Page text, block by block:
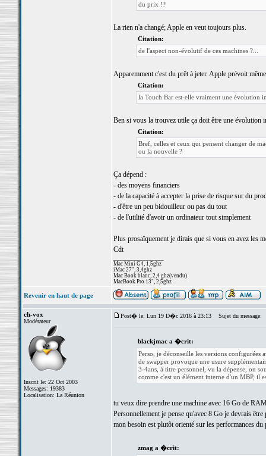
du prix !?
La rien n'a changé; Apple en veut toujours plus.
Citation:
de l'aspect non-évolutif de ces machines ?...
Apparemment c'est du prêt à jeter. Apple prévoit
Citation:
la Touch Bar est-elle vraiment une évolution
Ben si vous la trouvez utile ça doit être une évolution
Citation:
Bref, celles et ceux qui pensent changer de
ou la nouvelle ?
Ça dépend :
- des moyens financiers
- de la capacité à accepter la prise de risque sur du
- d'être un peu bidouilleur ou pas du tout
- de l'utilité d'avoir un ordinateur tout simplement
Plus prosaïquement je dirais que si vous en avez les
Cdt
Mac Mini G4, 1,5ghz
iMac 27", 3,4ghz
Mac Book blanc, 2,4 ghz(vendu)
MacBook Pro 13", 2,5ghz
Revenir en haut de page
ch-vox
Modérateur
Inscrit le: 22 Oct 2003
Messages: 19383
Localisation: La Réunion
Post� le: Lun 19 D�c 2016 à 23:13 Sujet du message:
blackjmac a �crit:
Perso, je déconseille les versions
de swapper provoque une usure
3-4ans, à titre personnel, vu la dépense, on
comme c'est un élément interne d'un MBP, il
tu veux dire prendre une machine avec 16 Go de
Personnellement je pense qu'avec 8 Go je devrais
mon besoin est plutôt orienté sur les performances
zmag a �crit: